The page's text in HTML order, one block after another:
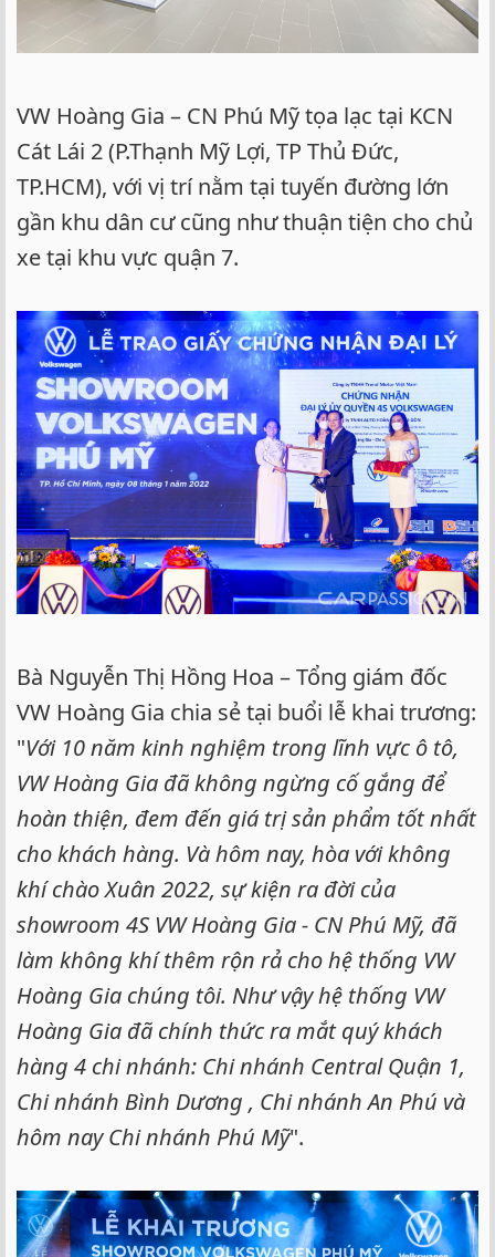
VW Hoàng Gia – CN Phú Mỹ tọa lạc tại KCN
Cát Lái 2 (P.Thạnh Mỹ Lợi, TP Thủ Đức,
TP.HCM), với vị trí nằm tại tuyến đường lớn
gần khu dân cư cũng như thuận tiện cho chủ
xe tại khu vực quận 7.
Bà Nguyễn Thị Hồng Hoa – Tổng giám đốc
VW Hoàng Gia chia sẻ tại buổi lễ khai trương:
"Với 10 năm kinh nghiệm trong lĩnh vực ô tô,
VW Hoàng Gia đã không ngừng cố gắng để
hoàn thiện, đem đến giá trị sản phẩm tốt nhất
cho khách hàng. Và hôm nay, hòa với không
khí chào Xuân 2022, sự kiện ra đời của
showroom 4S VW Hoàng Gia - CN Phú Mỹ, đã
làm không khí thêm rộn rả cho hệ thống VW
Hoàng Gia chúng tôi. Như vậy hệ thống VW
Hoàng Gia đã chính thức ra mắt quý khách
hàng 4 chi nhánh: Chi nhánh Central Quận 1,
Chi nhánh Bình Dương , Chi nhánh An Phú và
hôm nay Chi nhánh Phú Mỹ".